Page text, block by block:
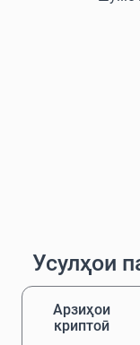
Усулҳои
Арзиҳои
криптоӣ